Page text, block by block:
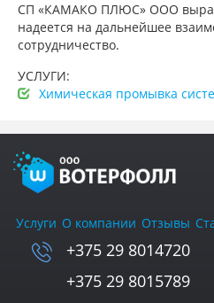
СП «КАМАКО ПЛЮС» ООО
надеется на дальнейшее
сотрудничество.
УСЛУГИ:
Химическая промывка
Услуги О компании Отзывы
+375 29 8014720
+375 29 8015789